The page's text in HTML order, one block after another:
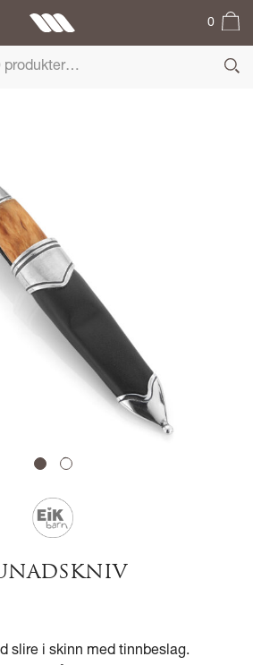
0
2
slire i skinn med tinnbeslag.
Barn